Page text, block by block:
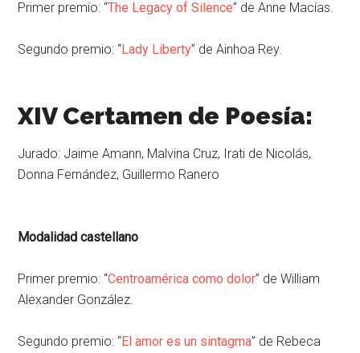
Primer premio: “The Legacy of Silence” de Anne Macías.
Segundo premio: “Lady Liberty” de Ainhoa Rey.
XIV Certamen de Poesía:
Jurado: Jaime Amann, Malvina Cruz, Irati de Nicolás,
Donna Fernández, Guillermo Ranero
Modalidad castellano
Primer premio: “Centroamérica como dolor” de William
Alexander González.
Segundo premio: “El amor es un sintagma” de Rebeca